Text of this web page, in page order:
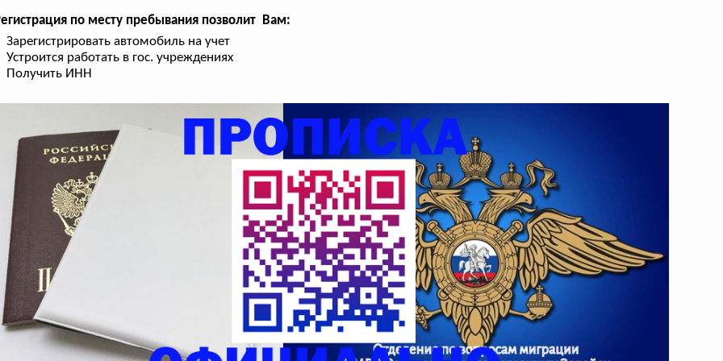
по месту пребывания позволит Вам:
Зарегистрировать автомобиль на учет
Устроится работать в гос. учреждениях
Получить ИНН